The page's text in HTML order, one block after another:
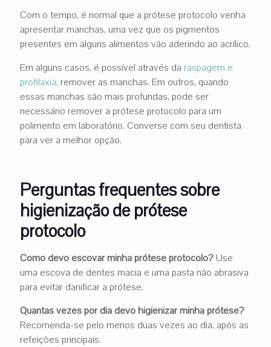
Com o tempo, é normal que a prótese protocolo venha
apresentar manchas, uma vez que os pigmentos
presentes em alguns alimentos vão aderindo ao acrílico.
Em alguns casos, é possível através da raspagem e
profilaxia, remover as manchas. Em outros, quando
essas manchas são mais profundas, pode ser
necessário remover a prótese protocolo para um
polimento em laboratório. Converse com seu dentista
para ver a melhor opção.
Perguntas frequentes sobre
higienização de prótese
protocolo
Como devo escovar minha prótese protocolo?Use
uma escova de dentes macia e uma pasta não abrasiva
para evitar danificar a prótese.
Quantas vezes por dia devo higienizar minha prótese?
Recomenda-se pelo menos duas vezes ao dia, após as
refeições principais.